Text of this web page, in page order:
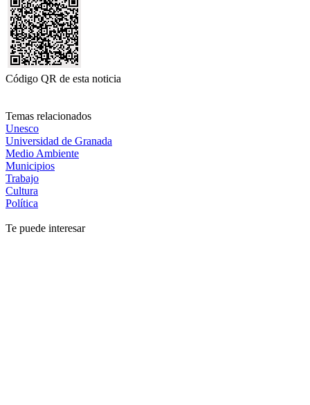
Código QR de esta noticia
Temas relacionados
Unesco
Universidad de Granada
Medio Ambiente
Municipios
Trabajo
Cultura
Política
Te puede interesar